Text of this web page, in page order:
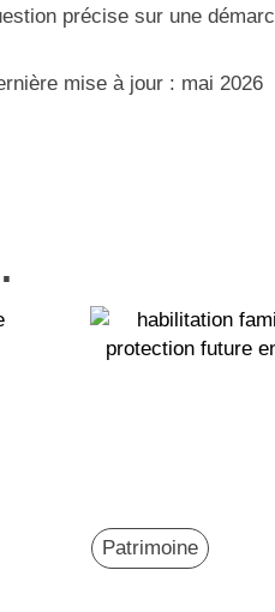
précise sur une
mise à jour : mai 2026
Patrimoine